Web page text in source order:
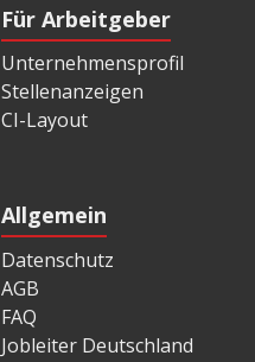
Für Arbeitgeber
Unternehmensprofil
Stellenanzeigen
CI-Layout
Allgemein
Datenschutz
AGB
FAQ
Jobleiter Deutschland